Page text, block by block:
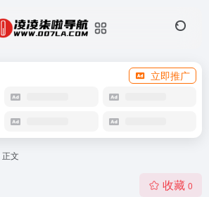
立即推广
正文
收藏 0